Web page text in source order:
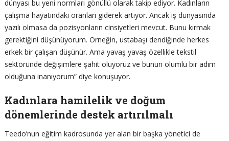
dünyası bu yeni normları gönüllü olarak takip ediyor. Kadınların
çalışma hayatındaki oranları giderek artıyor. Ancak iş dünyasında
yazılı olmasa da pozisyonların cinsiyetleri mevcut. Bunu kırmak
gerektiğini düşünüyorum. Örneğin, ustabaşı dendiğinde herkes
erkek bir çalışan düşünür. Ama yavaş yavaş özellikle tekstil
sektöründe değişimlere şahit oluyoruz ve bunun olumlu bir adım
olduğuna inanıyorum” diye konuşuyor.
Kadınlara hamilelik ve doğum
dönemlerinde destek artırılmalı
Teedo’nun eğitim kadrosunda yer alan bir başka yönetici de